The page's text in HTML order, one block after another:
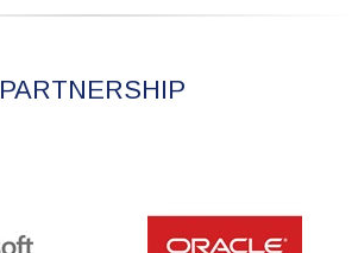
PARTNERSHIP